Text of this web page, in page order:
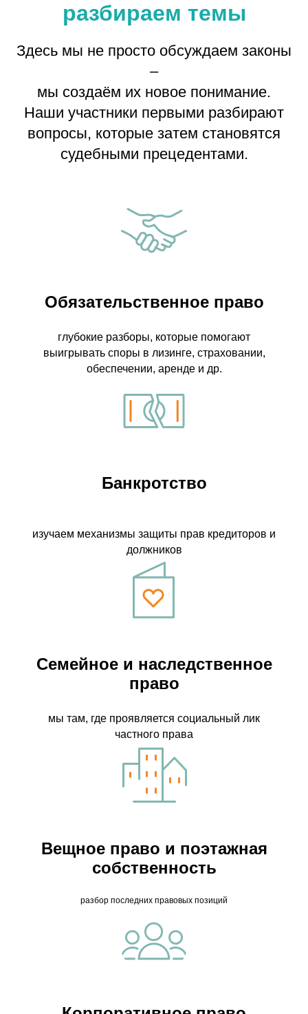
разбираем темы
Здесь мы не просто обсуждаем законы
–
мы создаём их новое понимание.
Наши участники первыми разбирают
вопросы, которые затем становятся
судебными прецедентами.
Обязательственное право
глубокие разборы, которые помогают
выигрывать споры в лизинге, страховании,
обеспечении, аренде и др.
Банкротство
изучаем механизмы защиты прав кредиторов и
должников
Семейное и наследственное
право
мы там, где проявляется социальный лик
частного права
Вещное право и поэтажная
собственность
разбор последних правовых позиций